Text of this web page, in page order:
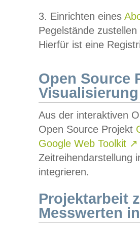
3. Einrichten eines
Pegelstände
Hierfür ist eine
Open Source
Visualisierung
Aus der interaktiven
Open Source Projekt
Google Web Toolkit ↗
Zeitreihendarstellung
integrieren.
Projektarbeit
Messwerten